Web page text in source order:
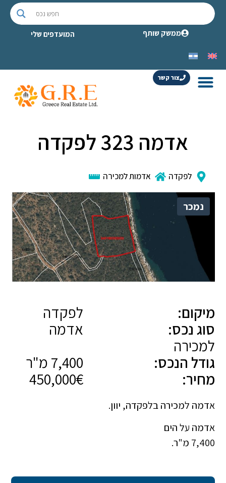
ממשק שותף המועדפים שלי
צור קשר
אדמה 323 לפקדה
לפקדה אדמות למכירה
נמכר
מיקום:
לפקדה
סוג נכס:
אדמה
למכירה
גודל הנכס:
מחיר:
450,000€
אדמה למכירה בלפקדה, יוון.
אדמה על הים
7,400 מ"ר.